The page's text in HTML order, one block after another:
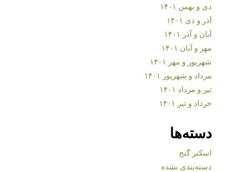
دی و بهمن ۱۴۰۱
آذر و دی ۱۴۰۱
آبان و آذر ۱۴۰۱
مهر و آبان ۱۴۰۱
شهریور و مهر ۱۴۰۱
مرداد و شهریور ۱۴۰۱
تیر و مرداد ۱۴۰۱
خرداد و تیر ۱۴۰۱
دسته‌ها
اسکنر گنج
دسته‌بندی نشده